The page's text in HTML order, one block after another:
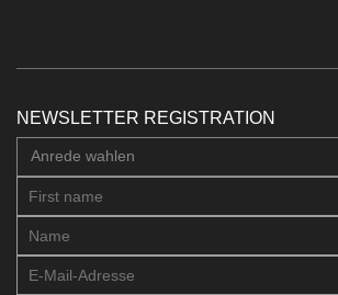
NEWSLETTER REGISTRATION
Anrede wahlen